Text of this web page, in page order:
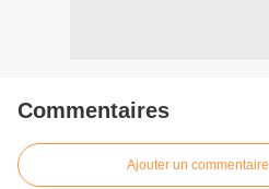
Commentaires
Ajouter un commentaire